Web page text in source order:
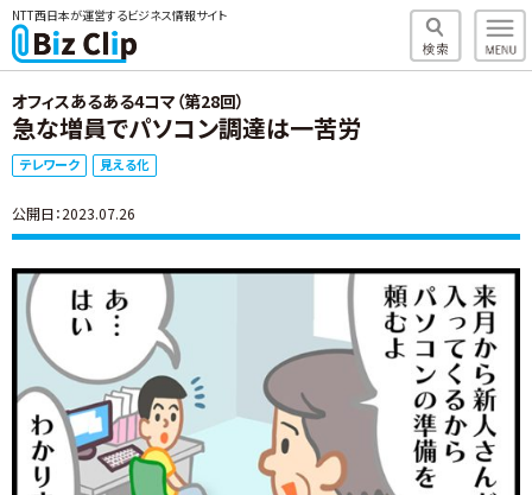
NTT西日本が運営するビジネス情報サイト
オフィスあるある4コマ（第28回）
急な増員でパソコン調達は一苦労
テレワーク 見える化
公開日：2023.07.26